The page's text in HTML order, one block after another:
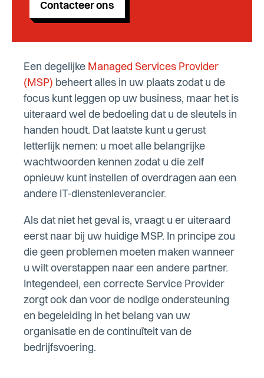
Contacteer ons
Een degelijke Managed Services Provider
(MSP) beheert alles in uw plaats zodat u de
focus kunt leggen op uw business, maar het is
uiteraard wel de bedoeling dat u de sleutels in
handen houdt. Dat laatste kunt u gerust
letterlijk nemen: u moet alle belangrijke
wachtwoorden kennen zodat u die zelf
opnieuw kunt instellen of overdragen aan een
andere IT-dienstenleverancier.
Als dat niet het geval is, vraagt u er uiteraard
eerst naar bij uw huidige MSP. In principe zou
die geen problemen moeten maken wanneer
u wilt overstappen naar een andere partner.
Integendeel, een correcte Service Provider
zorgt ook dan voor de nodige ondersteuning
en begeleiding in het belang van uw
organisatie en de continuïteit van de
bedrijfsvoering.